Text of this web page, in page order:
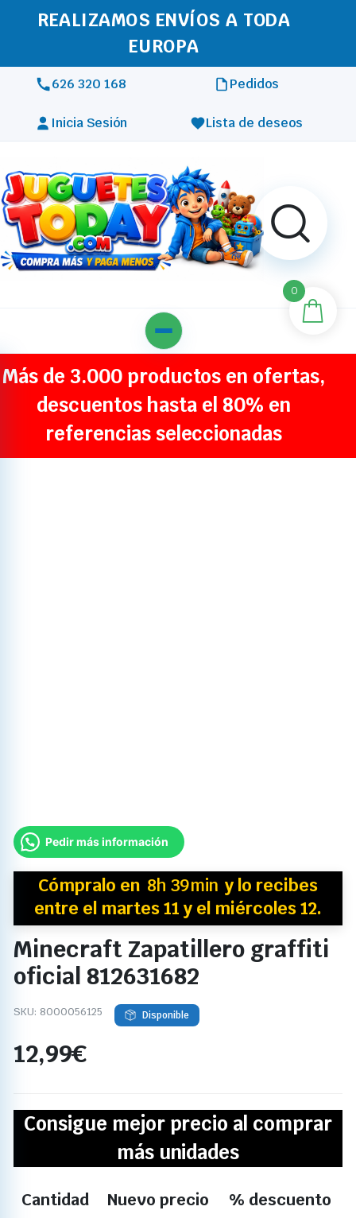
REALIZAMOS ENVÍOS A TODA
EUROPA
626 320 168 Pedidos
Inicia Sesión Lista de deseos
Más de 3.000 productos en ofertas,
descuentos hasta el 80% en
referencias seleccionadas
Pedir más información
Cómpralo en 8h 39min y lo recibes
entre el martes 11 y el miércoles 12.
Minecraft Zapatillero graffiti
oficial 812631682
SKU: 8000056125 Disponible
12,99€
Consigue mejor precio al comprar
más unidades
Cantidad Nuevo precio % descuento
0